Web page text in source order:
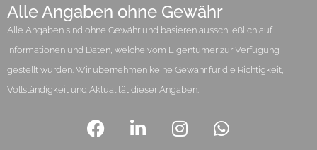
Alle Angaben ohne Gewähr
Alle Angaben sind ohne Gewähr und basieren ausschließlich auf
Informationen und Daten, welche vom Eigentümer zur Verfügung
gestellt wurden. Wir übernehmen keine Gewähr für die Richtigkeit,
Vollständigkeit und Aktualität dieser Angaben.